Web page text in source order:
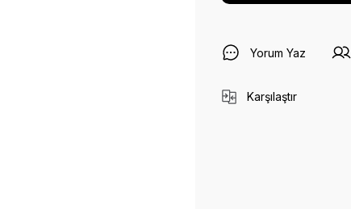
Yorum Yaz
Karşılaştır